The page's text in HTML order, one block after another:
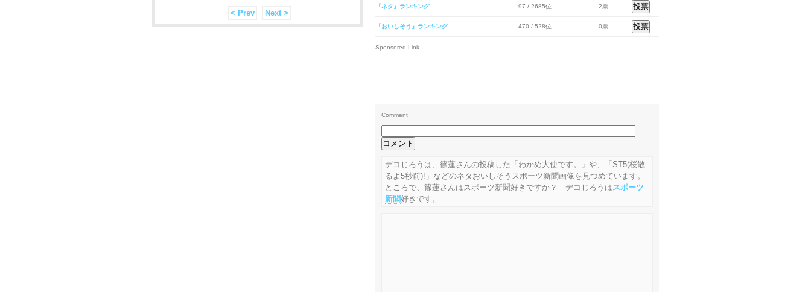
< Prev
Next >
『ネタ』ランキング 97 / 2685位 2票
『おいしそう』ランキング 470 / 528位 0票
Sponsored Link
Comment
デコじろうは、篠蓮さんの投稿した「わかめ大使です。」や、「ST5(桜散
るよ5秒前)!」などのネタおいしそうスポーツ新聞画像を見つめています。
ところで、篠蓮さんはスポーツ新聞好きですか？ デコじろうはスポーツ
新聞好きです。